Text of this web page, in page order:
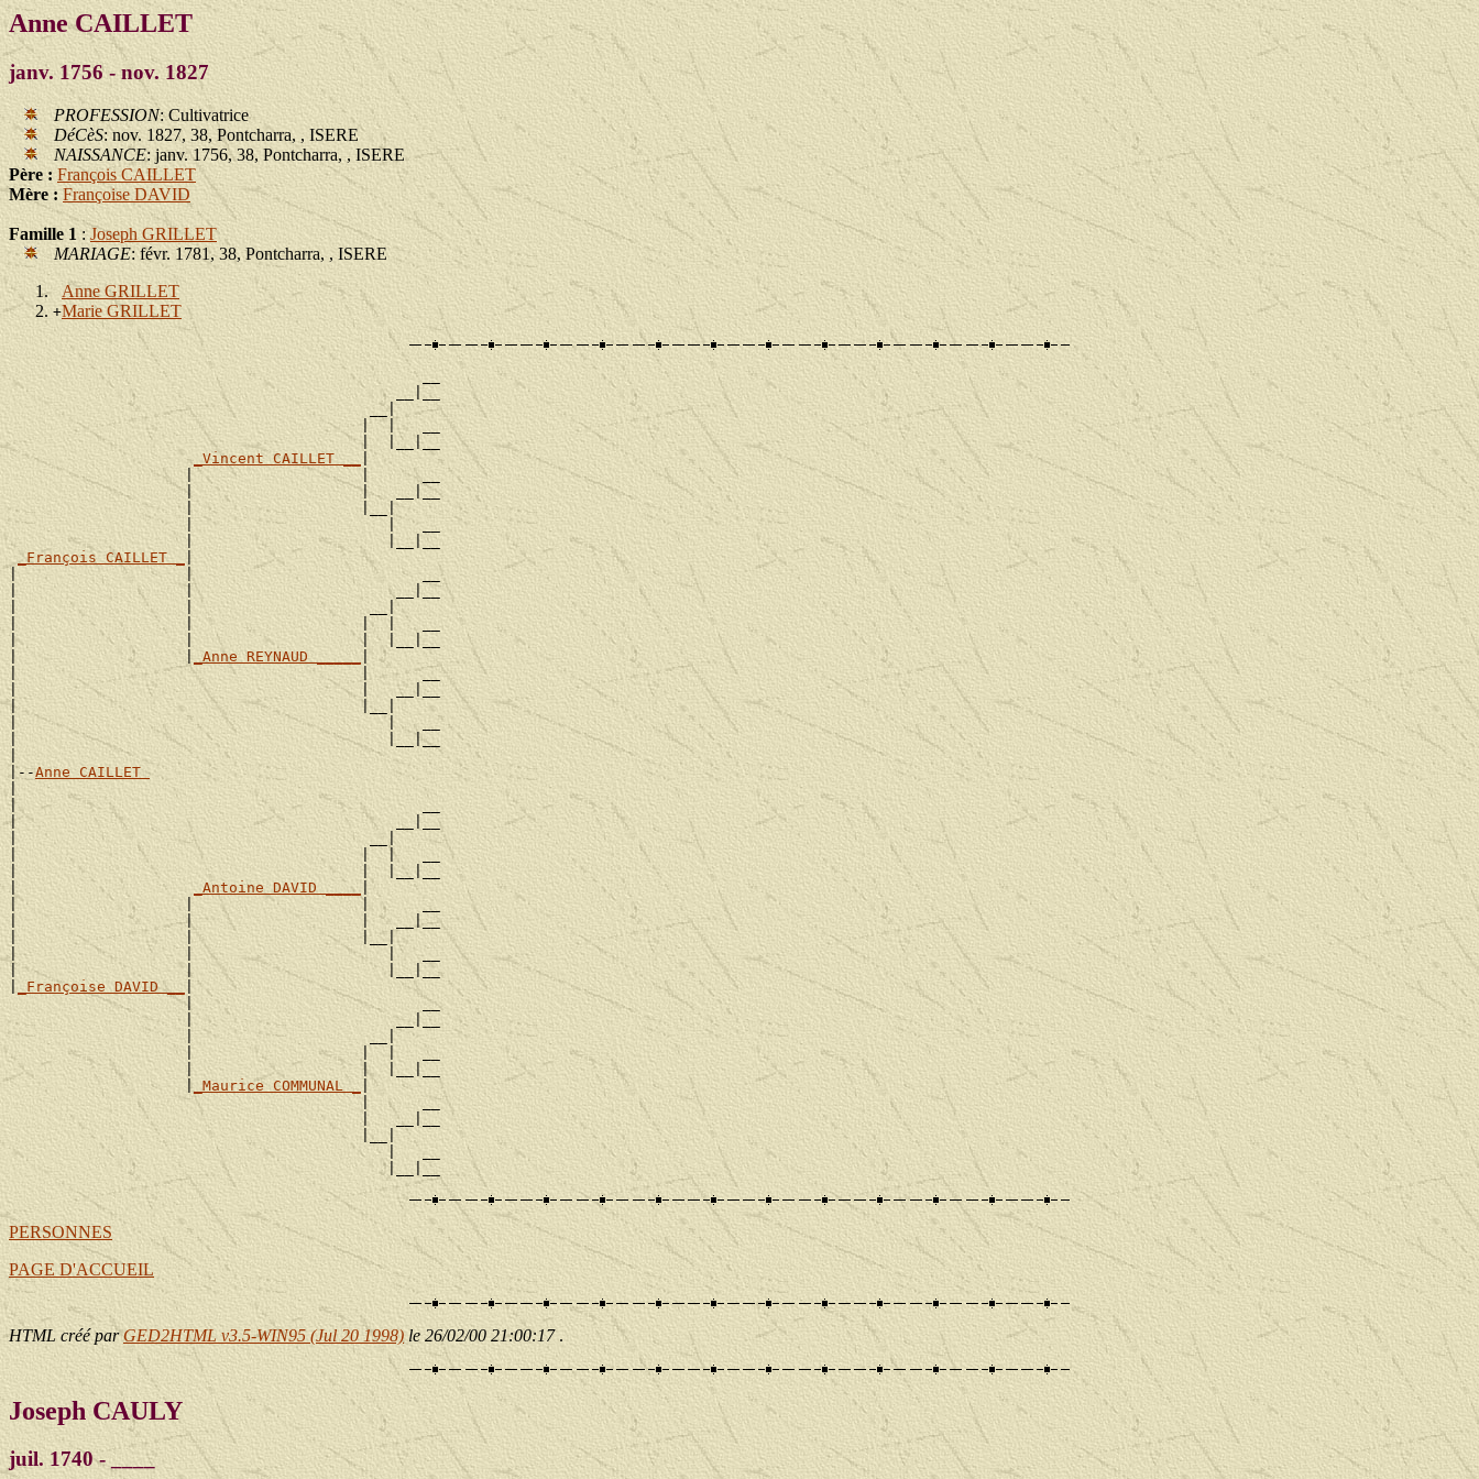
Anne CAILLET
janv. 1756 - nov. 1827
PROFESSION: Cultivatrice
DéCèS: nov. 1827, 38, Pontcharra, , ISERE
NAISSANCE: janv. 1756, 38, Pontcharra, , ISERE
Père : François CAILLET
Mère : Françoise DAVID
Famille 1:Joseph GRILLET
MARIAGE: févr. 1781, 38, Pontcharra, , ISERE
Anne GRILLET
+Marie GRILLET
                                               __
                                            __|__
                                         __|
                                        |  |   __
                                        |  |__|__
_Vincent CAILLET __
                    |                   |      __
                    |                   |   __|__
                    |                   |__|
                    |                      |   __
                    |                      |__|__
_François CAILLET _
|
|                   |                          __
|                   |                       __|__
|                   |                    __|
|                   |                   |  |   __
|                   |                   |  |__|__
|                   |
_Anne REYNAUD _____ |
|                                       |      __
|                                       |   __|__
|                                       |__|
|                                          |   __
|                                          |__|__
|
|--Anne CAILLET
|                                              __
|                                           __|__
|                                        __|
|                                       |  |   __
|                                       |  |__|__
| _Antoine DAVID ____
|
|                   |                   |      __
|                   |                   |   __|__
|                   |                   |__|
|                   |                      |   __
|                   |                      |__|__
_Françoise DAVID __
                    |                          __
                    |                       __|__
                    |                    __|
                    |                   |  |   __
                    |                   |  |__|__
                    |
_Maurice COMMUNAL _
                                        |      __
                                        |   __|__
                                        |__|
                                           |   __
PERSONNES
PAGE D'ACCUEIL
HTML créé parGED2HTML v3.5-WIN95 (Jul 20 1998)le 26/02/00 21:00:17 .
Joseph CAULY
juil. 1740 - ____